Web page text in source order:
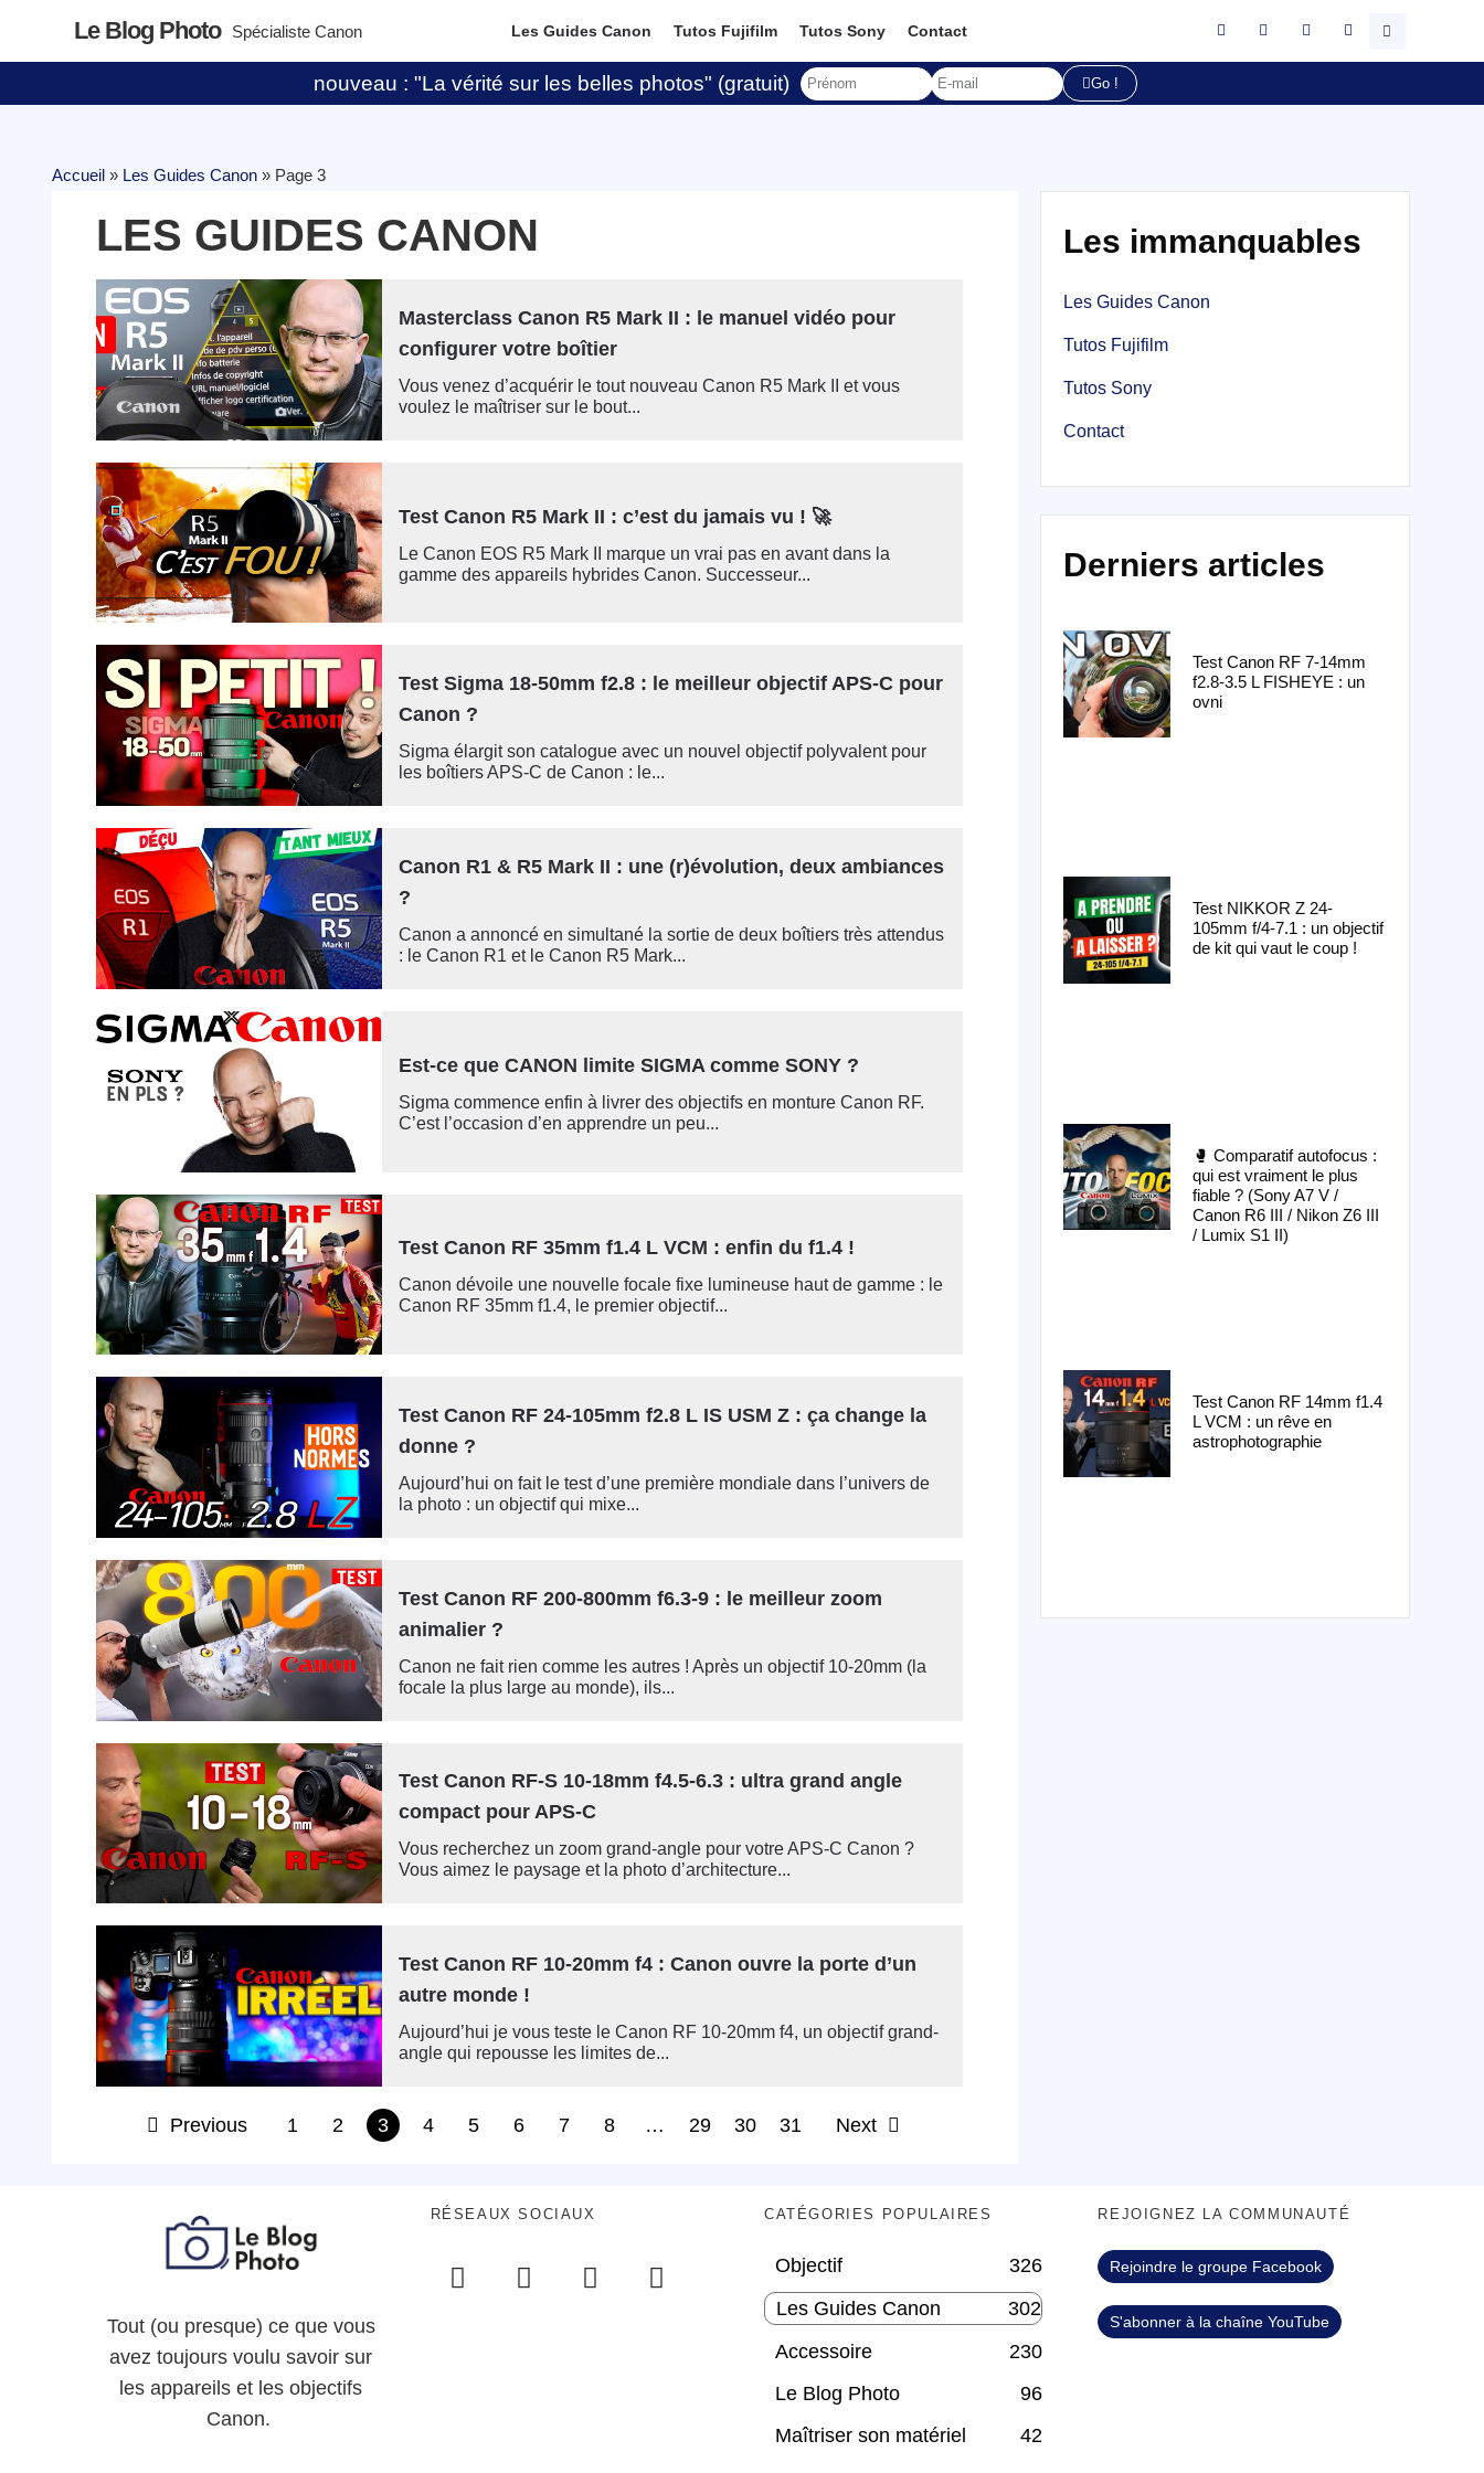
Le Blog Photo Spécialiste Canon Les Guides Canon Tutos Fujifilm Tutos Sony Contact
nouveau : "La vérité sur les belles photos" (gratuit) Go !
Accueil » Les Guides Canon » Page 3
LES GUIDES CANON
Masterclass Canon R5 Mark II : le manuel vidéo pour
configurer votre boîtier
Vous venez d’acquérir le tout nouveau Canon R5 Mark II et vous
voulez le maîtriser sur le bout...
Test Canon R5 Mark II : c’est du jamais vu ! 🚀
Le Canon EOS R5 Mark II marque un vrai pas en avant dans la
gamme des appareils hybrides Canon. Successeur...
Test Sigma 18-50mm f2.8 : le meilleur objectif APS-C pour
Canon ?
Sigma élargit son catalogue avec un nouvel objectif polyvalent pour
les boîtiers APS-C de Canon : le...
Canon R1 & R5 Mark II : une (r)évolution, deux ambiances
?
Canon a annoncé en simultané la sortie de deux boîtiers très attendus
: le Canon R1 et le Canon R5 Mark...
Est-ce que CANON limite SIGMA comme SONY ?
Sigma commence enfin à livrer des objectifs en monture Canon RF.
C’est l’occasion d’en apprendre un peu...
Test Canon RF 35mm f1.4 L VCM : enfin du f1.4 !
Canon dévoile une nouvelle focale fixe lumineuse haut de gamme : le
Canon RF 35mm f1.4, le premier objectif...
Test Canon RF 24-105mm f2.8 L IS USM Z : ça change la
donne ?
Aujourd’hui on fait le test d’une première mondiale dans l’univers de
la photo : un objectif qui mixe...
Test Canon RF 200-800mm f6.3-9 : le meilleur zoom
animalier ?
Canon ne fait rien comme les autres ! Après un objectif 10-20mm (la
focale la plus large au monde), ils...
Test Canon RF-S 10-18mm f4.5-6.3 : ultra grand angle
compact pour APS-C
Vous recherchez un zoom grand-angle pour votre APS-C Canon ?
Vous aimez le paysage et la photo d’architecture...
Test Canon RF 10-20mm f4 : Canon ouvre la porte d’un
autre monde !
Aujourd’hui je vous teste le Canon RF 10-20mm f4, un objectif grand-
angle qui repousse les limites de...
Previous 1 2 3 4 5 6 7 8 … 29 30 31 Next
Les immanquables
Les Guides Canon
Tutos Fujifilm
Tutos Sony
Contact
Derniers articles
Test Canon RF 7-14mm
f2.8-3.5 L FISHEYE : un
ovni
Test NIKKOR Z 24-
105mm f/4-7.1 : un objectif
de kit qui vaut le coup !
🥊 Comparatif autofocus :
qui est vraiment le plus
fiable ? (Sony A7 V /
Canon R6 III / Nikon Z6 III
/ Lumix S1 II)
Test Canon RF 14mm f1.4
L VCM : un rêve en
astrophotographie
Tout (ou presque) ce que vous
avez toujours voulu savoir sur
les appareils et les objectifs
Canon.
RÉSEAUX SOCIAUX CATÉGORIES POPULAIRES
Objectif
326
Les Guides Canon
302
Accessoire
230
Le Blog Photo
96
Maîtriser son matériel
42
REJOIGNEZ LA COMMUNAUTÉ
Rejoindre le groupe Facebook
S'abonner à la chaîne YouTube